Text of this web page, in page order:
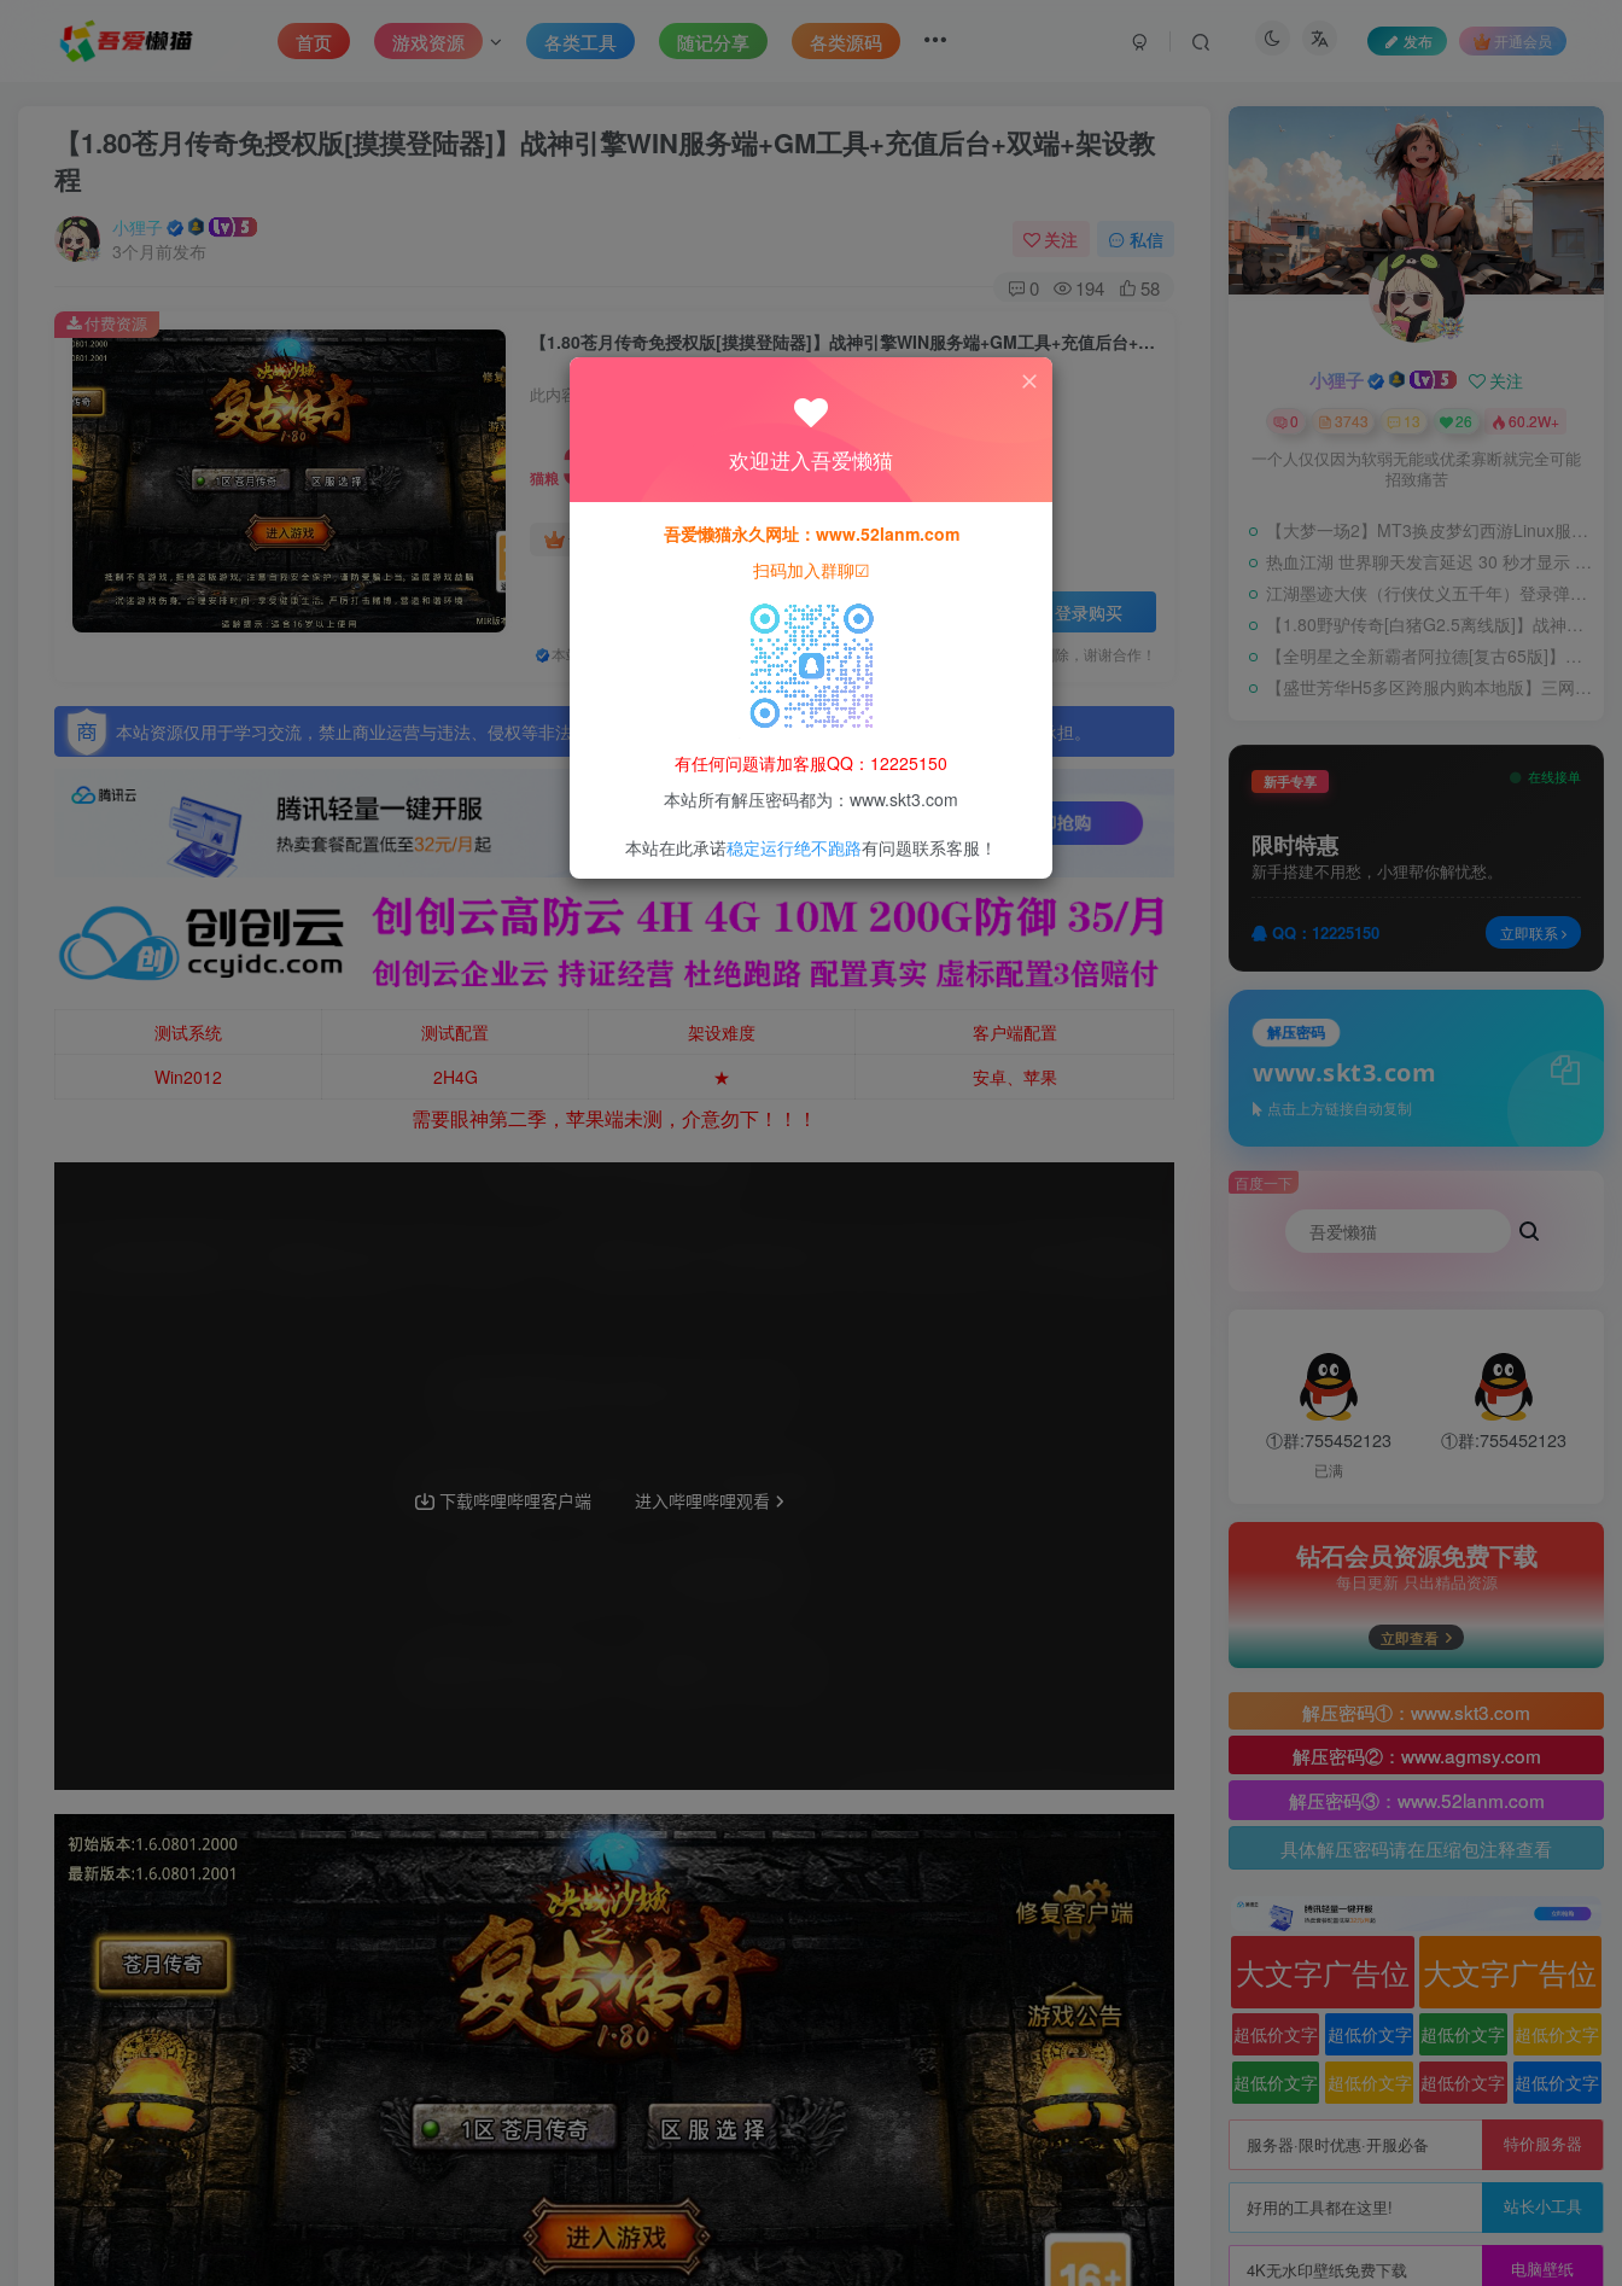
首页 游戏资源 各类工具 随记分享 各类源码 发布 开通会员
【1.80苍月传奇免授权版[摸摸登陆器]】战神引擎WIN服务端+GM工具+充值后台+双端+架设教
程
小狸子
3个月前发布
关注 私信
0 194 58
【1.80苍月传奇免授权版[摸摸登陆器]】战神引擎WIN服务端+GM工具+充值后台+双端+架设教程
此内容为付费资源，请付费后查看
猫粮 30
黄金会员 15 钻石会员免费
登录购买
本站所有资源均为网络收集整理而来，仅供学习研究使用，请在下载后24h内删除，谢谢合作！
付费资源
本站资源仅用于学习交流，禁止商业运营与违法、侵权等非法行为；资源下载后请于 24 小时内删除，违规后果由使用者自行承担。
测试系统 测试配置 架设难度
客户端配置
Win2012
2H4G ★ 安卓、苹果
需要眼神第二季，苹果端未测，介意勿下！！！
小狸子 关注
0 3743 13 26 60.2W+
一个人仅仅因为软弱无能或优柔寡断就完全可能
招致痛苦
【大梦一场2】MT3换皮梦幻西游Linux服务端+GM后台+源码+双端+架设教程
热血江湖 世界聊天发言延迟 30 秒才显示 BUG 修复教程
江湖墨迹大侠（行侠仗义五千年）登录弹出 WELCOME 提示无法进游戏修复教程
【1.80野驴传奇[白猪G2.5离线版]】战神引擎WIN服务端+GM工具+充值后台+安卓+架设教程
【全明星之全新霸者阿拉德[复古65版]】横版闯关手游Linux服务端+配套表+WEB管理后台+GM授权后台+双端+架设教程
【盛世芳华H5多区跨服内购本地版】三网H5宫斗养成游戏Linux手工服务端+CDK授权后台+安卓+架设教程
新手专享 在线接单
限时特惠
新手搭建不用愁，小狸帮你解忧愁。
QQ：12225150 立即联系
解压密码
www.skt3.com
点击上方链接自动复制
百度一下
①群:755452123
已满
①群:755452123
钻石会员资源免费下载
每日更新 只出精品资源
立即查看
解压密码①：www.skt3.com
解压密码②：www.agmsy.com
解压密码③：www.52lanm.com
具体解压密码请在压缩包注释查看
大文字广告位 大文字广告位
超低价文字
广告位
超低价文字
广告位
超低价文字
广告位
超低价文字
广告位
超低价文字
广告位
超低价文字
广告位
超低价文字
广告位
超低价文字
广告位
服务器·限时优惠·开服必备 特价服务器
好用的工具都在这里! 站长小工具
4K无水印壁纸免费下载 电脑壁纸
生活也美好了！
欢迎进入吾爱懒猫
吾爱懒猫永久网址：www.52lanm.com
扫码加入群聊☑
有任何问题请加客服QQ：12225150
本站所有解压密码都为：www.skt3.com
本站在此承诺稳定运行绝不跑路有问题联系客服！